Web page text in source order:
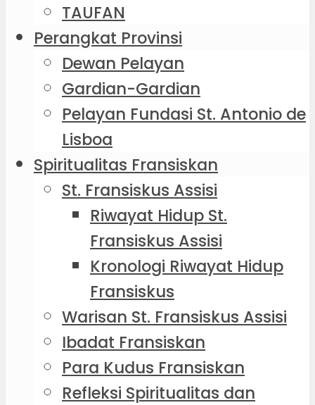
TAUFAN
Perangkat Provinsi
Dewan Pelayan
Gardian-Gardian
Pelayan Fundasi St. Antonio de
Lisboa
Spiritualitas Fransiskan
St. Fransiskus Assisi
Riwayat Hidup St.
Fransiskus Assisi
Kronologi Riwayat Hidup
Fransiskus
Warisan St. Fransiskus Assisi
Ibadat Fransiskan
Para Kudus Fransiskan
Refleksi Spiritualitas dan